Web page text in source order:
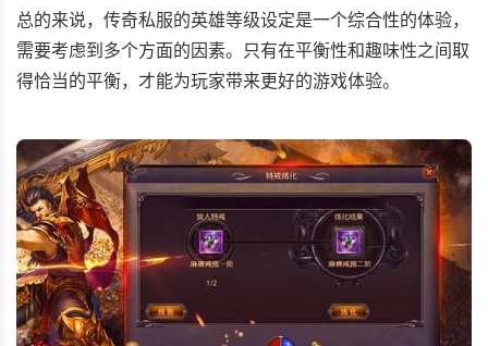
总的来说，传奇私服的英雄等级设定是一个综合性的体验，
需要考虑到多个方面的因素。只有在平衡性和趣味性之间取
得恰当的平衡，才能为玩家带来更好的游戏体验。